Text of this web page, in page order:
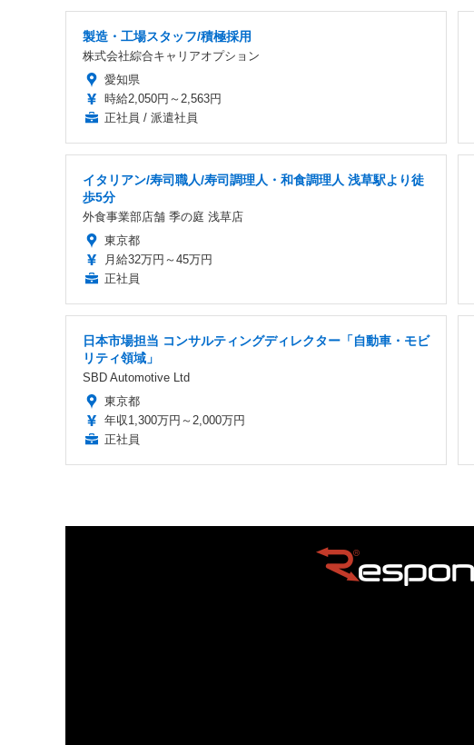
製造・工場スタッフ/積極採用
株式会社綜合キャリアオプション
愛知県
時給2,050円～2,563円
正社員 / 派遣社員
イタリアン/寿司職人/寿司調理人・和食調理人 浅草駅より徒
歩5分
外食事業部店舗 季の庭 浅草店
東京都
月給32万円～45万円
正社員
日本市場担当 コンサルティングディレクター「自動車・モビ
リティ領域」
SBD Automotive Ltd
東京都
年収1,300万円～2,000万円
正社員